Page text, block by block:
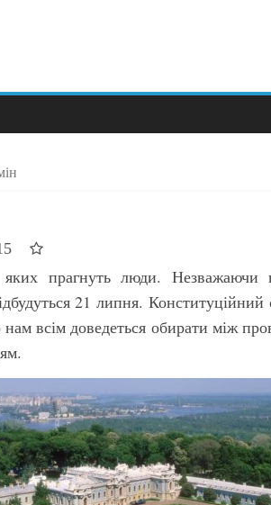
прагнуть люди. Незважаючи
21 липня.
всім доведеться обирати між